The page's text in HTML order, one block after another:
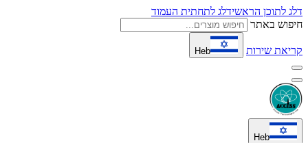
דלג לתוכן הראשידלג לתחתית העמוד
חיפוש באתר
קריאת שירות Heb
Heb